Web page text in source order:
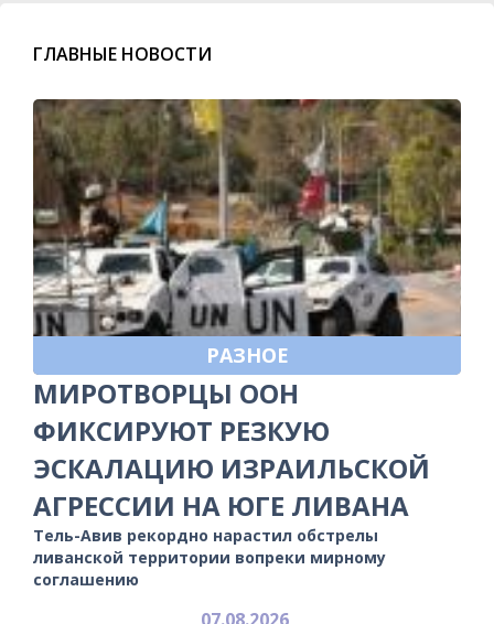
ГЛАВНЫЕ НОВОСТИ
РАЗНОЕ
МИРОТВОРЦЫ ООН
ФИКСИРУЮТ РЕЗКУЮ
ЭСКАЛАЦИЮ ИЗРАИЛЬСКОЙ
АГРЕССИИ НА ЮГЕ ЛИВАНА
Тель-Авив рекордно нарастил обстрелы
ливанской территории вопреки мирному
соглашению